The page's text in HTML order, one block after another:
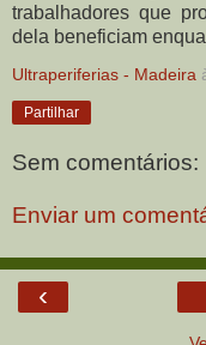
trabalhadores que
dela beneficiam
Ultraperiferias - Madeira
Partilhar
Sem comentários:
Enviar um
‹